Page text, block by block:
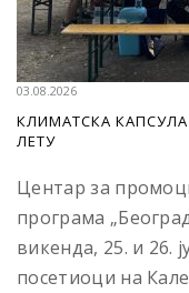
03.08.2026
КЛИМАТСКА
ЛЕТУ
Центар за
програма
викенда, 25. и 26.
посетиоци на